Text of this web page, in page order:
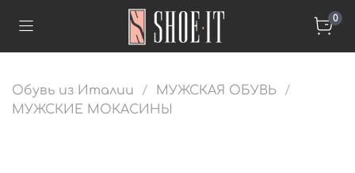
0
Обувь из Италии
МУЖСКАЯ ОБУВЬ
МУЖСКИЕ МОКАСИНЫ